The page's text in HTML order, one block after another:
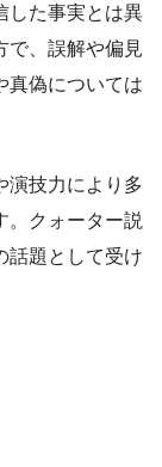
した事実とは異
で、誤解や偏見
真偽については
演技力により多
。クォーター説
話題として受け